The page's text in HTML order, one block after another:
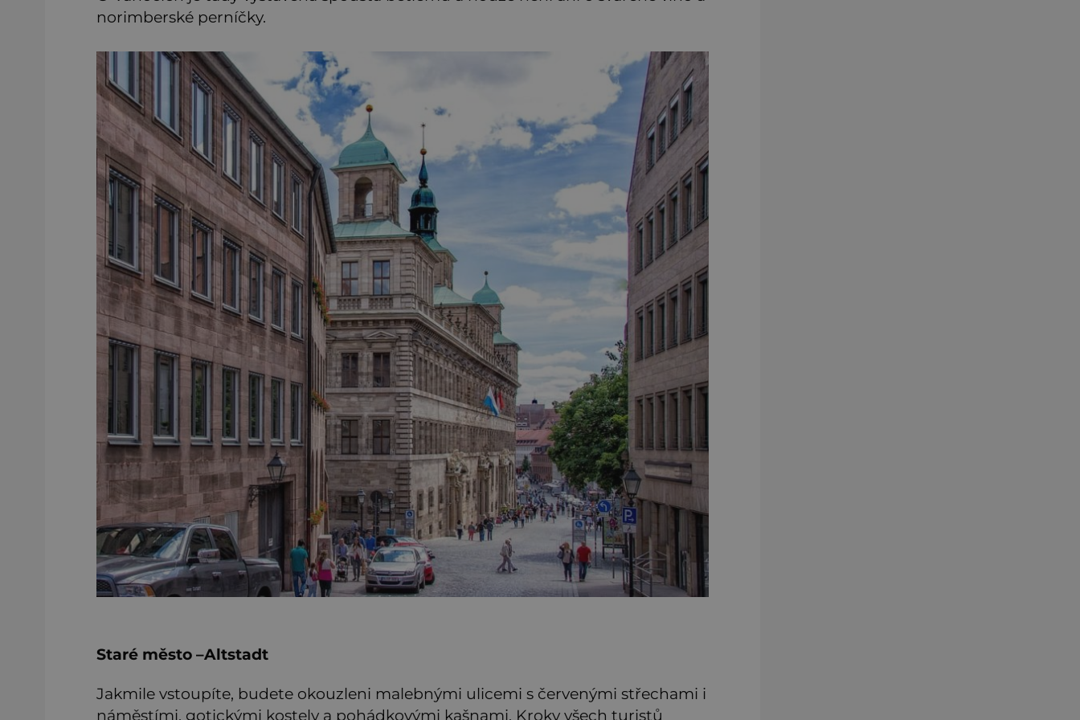
norimberské perníčky.
Staré město –Altstadt
Jakmile vstoupíte, budete okouzleni malebnými ulicemi s červenými střechami i
náměstími, gotickými kostely a pohádkovými kašnami. Kroky všech turistů